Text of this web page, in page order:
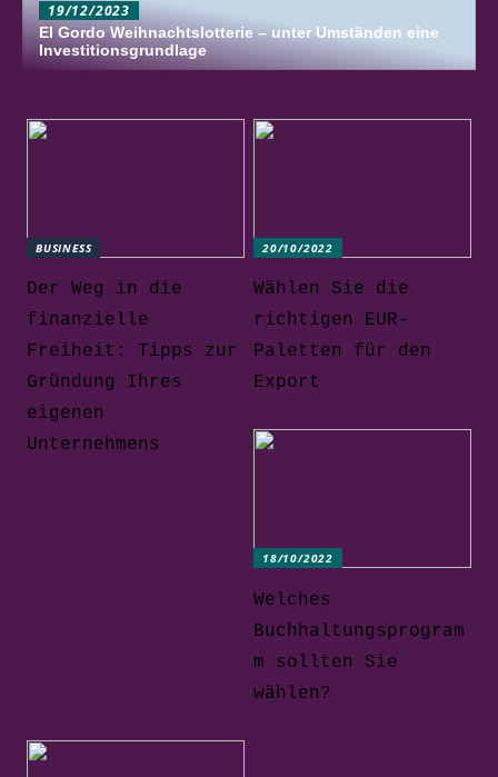
19/12/2023
El Gordo Weihnachtslotterie – unter Umständen eine
Investitionsgrundlage
BUSINESS
Der Weg in die
finanzielle
Freiheit: Tipps zur
Gründung Ihres
eigenen
Unternehmens
20/10/2022
Wählen Sie die
richtigen EUR-
Paletten für den
Export
18/10/2022
Welches
Buchhaltungsprogram
m sollten Sie
wählen?